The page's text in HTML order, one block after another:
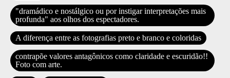
"dramádico e nostálgico ou por instigar interpretações mais
profunda" aos olhos dos espectadores.
A diferença entre as fotografias preto e branco e coloridas
contrapõe valores antagônicos como claridade e escuridão!!
Foto com arte.